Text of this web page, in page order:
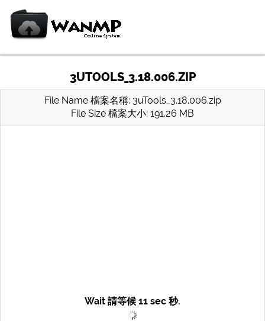
3UTOOLS_3.18.006.ZIP
File Name 檔案名稱: 3uTools_3.18.006.zip
File Size 檔案大小: 191.26 MB
Wait 請等候 11 sec 秒.